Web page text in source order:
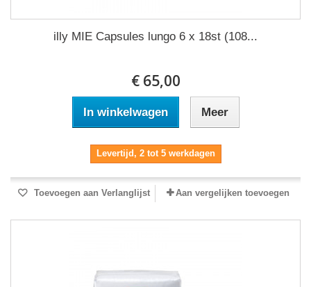
illy MIE Capsules lungo 6 x 18st (108...
€ 65,00
In winkelwagen Meer
Levertijd, 2 tot 5 werkdagen
Toevoegen aan Verlanglijst Aan vergelijken toevoegen